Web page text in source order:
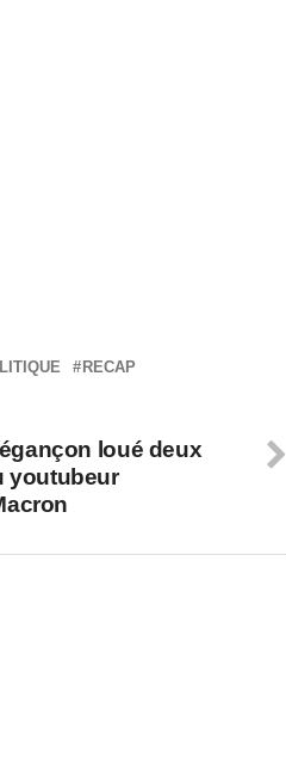
RECAP
loué deux
youtubeur